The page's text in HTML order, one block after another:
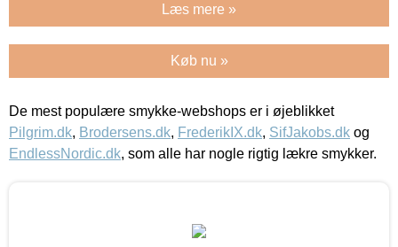
Læs mere »
Køb nu »
De mest populære smykke-webshops er i øjeblikket
Pilgrim.dk, Brodersens.dk, FrederikIX.dk, SifJakobs.dk og
EndlessNordic.dk, som alle har nogle rigtig lækre smykker.